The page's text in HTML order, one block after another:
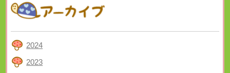
2024
2023